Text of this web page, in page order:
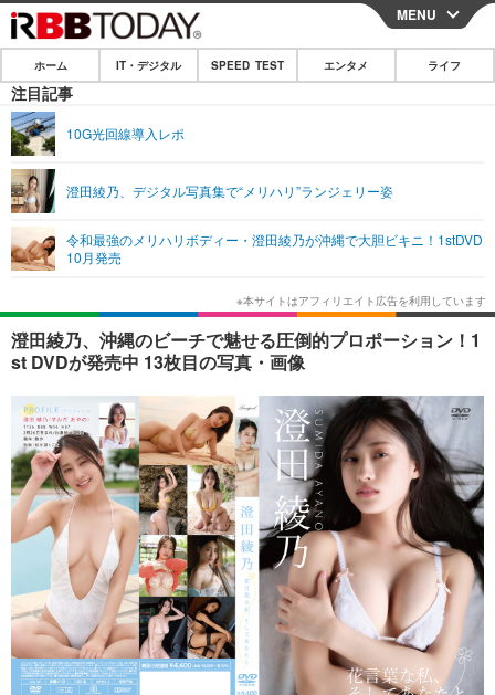
CLOSE
ホーム
IT・デジタル
ショッピング その他
SPEED TEST
エンタメ
エンタメTOP
韓国・芸能
音楽 スポーツ
ショッピング その他
ライフ
ライフTOP グルメ
ペット ショッピング
その他
リリース一覧
プッシュ通知の停止方法
MENU
ホーム IT・デジタル SPEED TEST エンタメ ライフ
注目記事
10G光回線導入レポ
澄田綾乃、デジタル写真集で“メリハリ”ランジェリー姿
令和最強のメリハリボディー・澄田綾乃が沖縄で大胆ビキニ！1stDVD
10月発売
澄田綾乃、沖縄のビーチで魅せる圧倒的プロポーション！1
st DVDが発売中 13枚目の写真・画像